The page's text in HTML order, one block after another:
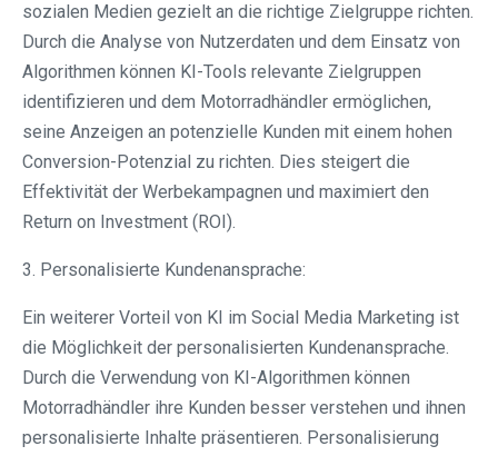
sozialen Medien gezielt an die richtige Zielgruppe richten.
Durch die Analyse von Nutzerdaten und dem Einsatz von
Algorithmen können KI-Tools relevante Zielgruppen
identifizieren und dem Motorradhändler ermöglichen,
seine Anzeigen an potenzielle Kunden mit einem hohen
Conversion-Potenzial zu richten. Dies steigert die
Effektivität der Werbekampagnen und maximiert den
Return on Investment (ROI).
3. Personalisierte Kundenansprache:
Ein weiterer Vorteil von KI im Social Media Marketing ist
die Möglichkeit der personalisierten Kundenansprache.
Durch die Verwendung von KI-Algorithmen können
Motorradhändler ihre Kunden besser verstehen und ihnen
personalisierte Inhalte präsentieren. Personalisierung